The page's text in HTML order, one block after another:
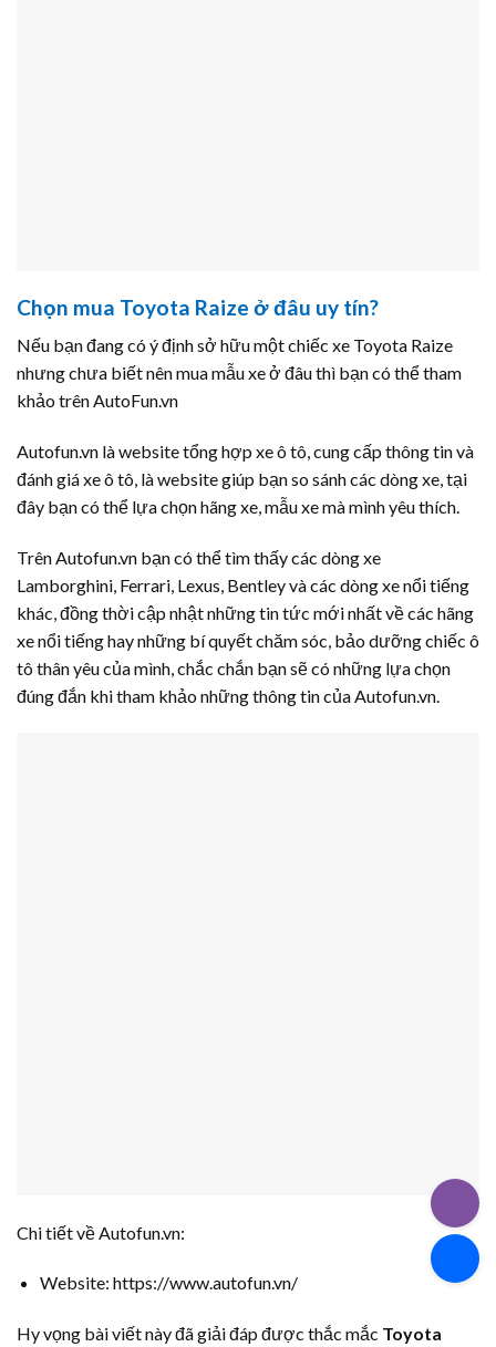
Chọn mua Toyota Raize ở đâu uy tín?
Nếu bạn đang có ý định sở hữu một chiếc xe Toyota Raize
nhưng chưa biết nên mua mẫu xe ở đâu thì bạn có thể tham
khảo trên AutoFun.vn
Autofun.vn là website tổng hợp xe ô tô, cung cấp thông tin và
đánh giá xe ô tô, là website giúp bạn so sánh các dòng xe, tại
đây bạn có thể lựa chọn hãng xe, mẫu xe mà mình yêu thích.
Trên Autofun.vn bạn có thể tìm thấy các dòng xe
Lamborghini, Ferrari, Lexus, Bentley và các dòng xe nổi tiếng
khác, đồng thời cập nhật những tin tức mới nhất về các hãng
xe nổi tiếng hay những bí quyết chăm sóc, bảo dưỡng chiếc ô
tô thân yêu của mình, chắc chắn bạn sẽ có những lựa chọn
đúng đắn khi tham khảo những thông tin của Autofun.vn.
Chi tiết về Autofun.vn:
Website: https://www.autofun.vn/
Hy vọng bài viết này đã giải đáp được thắc mắc Toyota